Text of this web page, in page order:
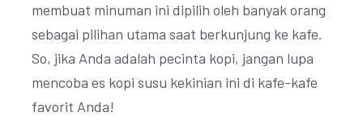
membuat minuman ini dipilih oleh banyak orang
sebagai pilihan utama saat berkunjung ke kafe.
So, jika Anda adalah pecinta kopi, jangan lupa
mencoba es kopi susu kekinian ini di kafe-kafe
favorit Anda!